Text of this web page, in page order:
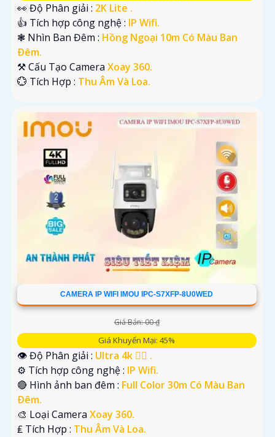
👀 Độ Phân giải : 2K Lite .
👍 Tích hợp công nghệ : IP Wifi.
❃ Nhìn Ban Đêm : Hồng Ngoại 10m Có Màu Ban
Ðêm.
⚒ Cấu Tạo Camera Xoay 360.
️💮 Tích Hợp : Thu Âm Và Loa.
CAMERA IP WIFI IMOU IPC-S7XFP-8U0WED
Giá Bán: 00 ₫
Giá Khuyến Mại: 45%
👁 Độ Phân giải : Ultra 4k 👍🏾 .
⚙ Tích hợp công nghệ : IP Wifi.
🔴 Hình ảnh ban đêm : Full Color 30m Có Màu Ban
Ðêm.
🎨 Loại Camera Xoay 360.
️₤ Tích Hợp : Thu Âm Và Loa.